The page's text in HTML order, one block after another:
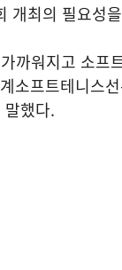
개최의 필요성
까워지고 소프
소프트테니스
말했다.